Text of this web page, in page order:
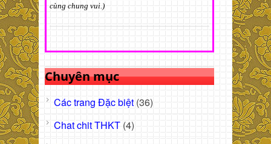
cùng chung vui.)
Chuyên mục
Các trang Đặc biệt (36)
Chat chit THKT (4)